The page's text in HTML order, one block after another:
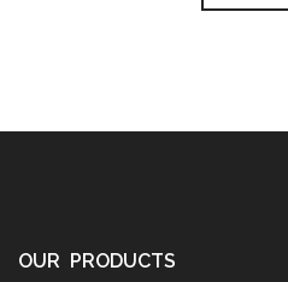
OUR PRODUCTS